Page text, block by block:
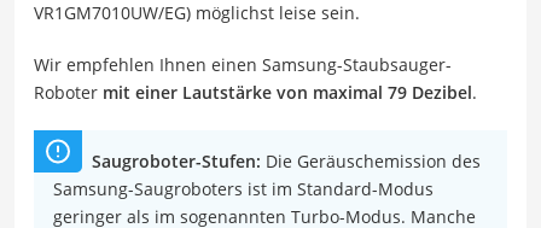
VR1GM7010UW/EG) möglichst leise sein.
Wir empfehlen Ihnen einen Samsung-Staubsauger-
Roboter mit einer Lautstärke von maximal 79 Dezibel.
Saugroboter-Stufen: Die Geräuschemission des
Samsung-Saugroboters ist im Standard-Modus
geringer als im sogenannten Turbo-Modus. Manche